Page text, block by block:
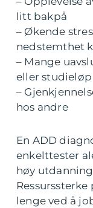
litt bakpå
– Økende
nedstemthet
– Mange
eller studieløp
–
hos andre
En ADD
enkelttester
høy
lenge ved å